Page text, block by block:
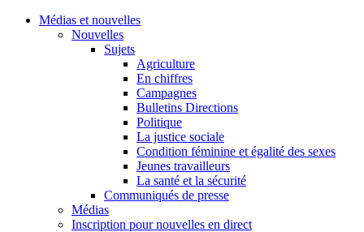
Médias et nouvelles
Nouvelles
Sujets
Agriculture
En chiffres
Campagnes
Bulletins Directions
Politique
La justice sociale
Condition féminine et égalité des sexes
Jeunes travailleurs
La santé et la sécurité
Communiqués de presse
Médias
Inscription pour nouvelles en direct